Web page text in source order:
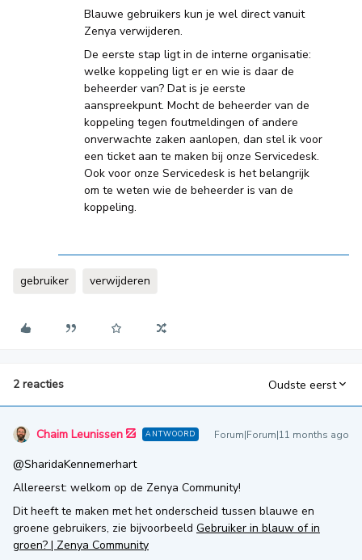
Blauwe gebruikers kun je wel direct vanuit
Zenya verwijderen.
De eerste stap ligt in de interne organisatie:
welke koppeling ligt er en wie is daar de
beheerder van? Dat is je eerste
aanspreekpunt. Mocht de beheerder van de
koppeling tegen foutmeldingen of andere
onverwachte zaken aanlopen, dan stel ik voor
een ticket aan te maken bij onze Servicedesk.
Ook voor onze Servicedesk is het belangrijk
om te weten wie de beheerder is van de
koppeling.
gebruiker verwijderen
2 reacties Oudste eerst
Chaim Leunissen ANTWOORD Forum|Forum|11 months ago
@SharidaKennemerhart
Allereerst: welkom op de Zenya Community!
Dit heeft te maken met het onderscheid tussen blauwe en
groene gebruikers, zie bijvoorbeeld Gebruiker in blauw of in
groen? | Zenya Community